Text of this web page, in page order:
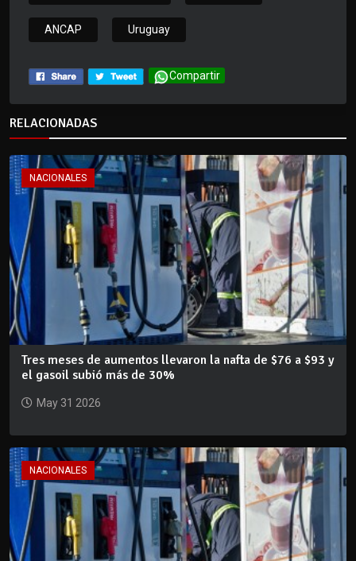
ANCAP Uruguay
Compartir
RELACIONADAS
NACIONALES
Tres meses de aumentos llevaron la nafta de $76 a $93 y
el gasoil subió más de 30%
May 31 2026
NACIONALES